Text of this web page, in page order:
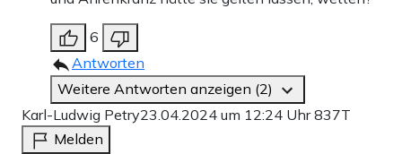
6
Antworten
Weitere Antworten anzeigen (2)
Karl-Ludwig Petry23.04.2024 um 12:24 Uhr837T
Melden